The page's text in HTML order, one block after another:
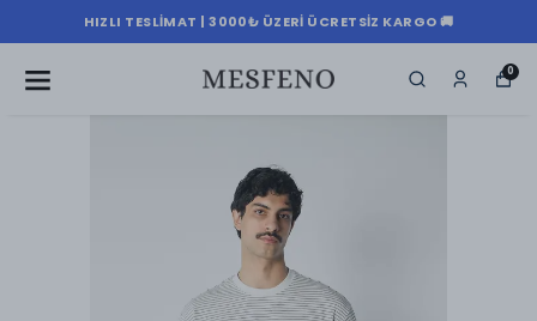
HIZLI TESLIMAT | 3000₺ ÜZERI ÜCRETSIZ KARGO 🚚
0